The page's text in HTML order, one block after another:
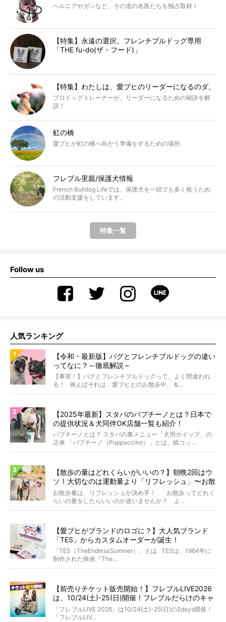
ヘルニアやガンなど、その道の名医たちを独占取材！
【特集】永遠の選択。フレンチブルドッグ専用
「THE fu-do(ザ・フード)」
【特集】わたしは、愛ブヒのリーダーになるのダ。
プロドッグトレーナーが、リーダーになるための秘訣を解
説！
虹の橋
愛ブヒが虹の橋へ向かう準備をするための場所
フレブル里親/保護犬情報
French Bulldog Lifeでは、保護犬を一頭でも多く救うため
の活動支援をしています。
特集一覧
Follow us
人気ランキング
【令和・最新版】パグとフレンチブルドッグの違い
ってなに？～徹底解説～
【事実！】パグとフレンチブルドッグって、よく間違われ
る！ 例えばそれは、愛ブヒとのお散歩中。 &...
【2025年最新】スタバのパプチーノとは？日本で
の提供状況＆犬同伴OK店舗一覧も紹介！
パプチーノとは？ スタバの裏メニュー「犬用ホイップ」の
正体 「パプチーノ（Puppuccino）」とは、紙コッ...
【散歩の量はどれくらいがいいの？】朝晩2回はウ
ソ！大切なのは運動量より「リフレッシュ」〜お散
歩にまつわる疑問FAQつき〜
お散歩量は、リフレッシュが決め手！ お散歩ってどれく
らいの量をしたらいいのか迷いませんか？ よ...
【愛ブヒがブランドのロゴに？】大人気ブランド
「TES」からカスタムオーダーが誕生！
「TES（TheEndlessSummer）」とは TESは、1964年に
制作された映画『The...
【前売りチケット販売開始！】フレブルLIVE2026
は、10/24(土)-25(日)開催！フレブルだらけのキャ
ンプ・前夜祭・バスプランも新登場!?
「フレブルLIVE 2026」は10/24(土)-25(日)の2days開催！
「フレブルLIV...